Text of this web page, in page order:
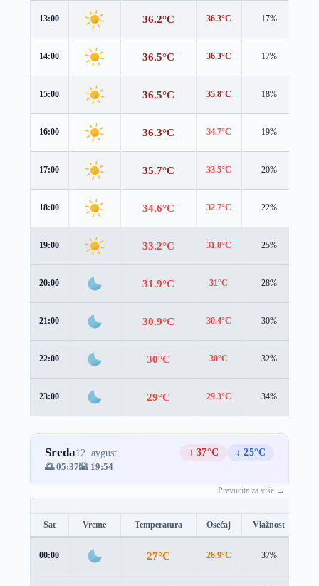
13:00 36.2°C 36.3°C 17%
14:00 36.5°C 36.3°C 17%
15:00 36.5°C 35.8°C 18%
16:00 36.3°C 34.7°C 19%
17:00 35.7°C 33.5°C 20%
18:00 34.6°C 32.7°C 22%
19:00 33.2°C 31.8°C 25%
20:00 31.9°C 31°C 28%
21:00 30.9°C 30.4°C 30%
22:00 30°C 30°C 32%
23:00 29°C 29.3°C 34%
Sreda12. avgust ↑ 37°C
↓ 25°C
🌅 05:37🌇 19:54
Prevucite za više →
Sat Vreme Temperatura Osećaj Vlažnost
00:00 27°C 26.9°C 37%